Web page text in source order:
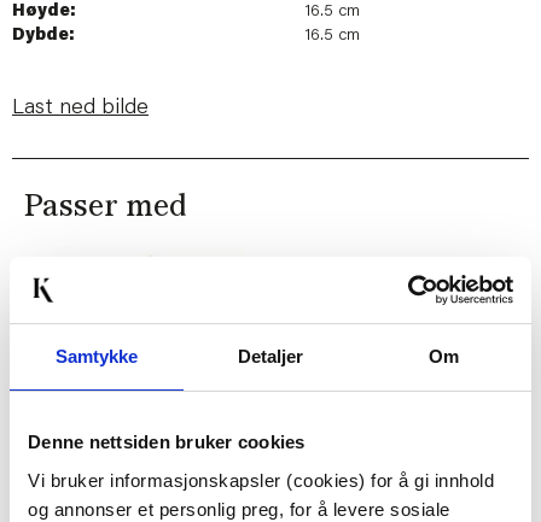
Samtykke Detaljer Om
Denne nettsiden bruker cookies
Vi bruker informasjonskapsler (cookies) for å gi innhold
og annonser et personlig preg, for å levere sosiale
Høyde:
16.5 cm
Dybde:
16.5 cm
Last ned bilde
Passer med
SERVIETT TINY
SERVIETT VINDEL LIN
42X42CM RUST